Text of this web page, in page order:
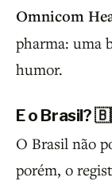
Omnicom
pharma: uma
humor.
E o Brasil?
O Brasil não
porém, o